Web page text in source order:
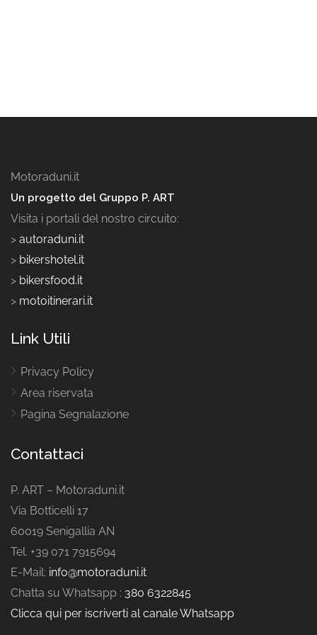
Motoraduni.it
Un progetto del Gruppo P. ART
Visita i portali del nostro circuito:
> autoraduni.it
> bikershotel.it
> bikersfood.it
> motoitinerari.it
Link Utili
Privacy Policy
Area riservata
Pagina Segnalazione
Contattaci
P. ART – Motoraduni.it
Via Botticelli 17
60019 Senigallia AN
Tel. +39 071 7915694
E-Mail: info@motoraduni.it
Chatta su Whatsapp : 380 6322845
Clicca qui per iscriverti al canale Whatsapp